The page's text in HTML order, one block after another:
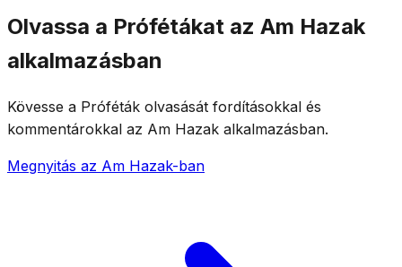
Olvassa a Prófétákat az Am Hazak
alkalmazásban
Kövesse a Próféták olvasását fordításokkal és
kommentárokkal az Am Hazak alkalmazásban.
Megnyitás az Am Hazak-ban